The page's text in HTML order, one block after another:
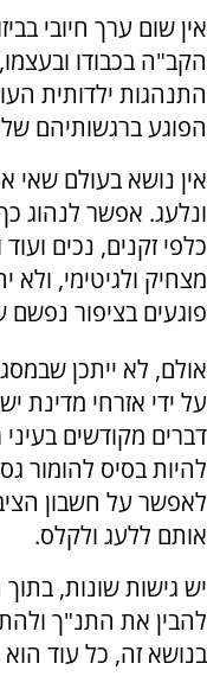
אין שום ערך חיובי
הקב"ה בכבודו
התנהגות ילדותית
הפוגע ברגשותיהם
אין נושא בעולם שאי
ונלעג. אפשר לנהוג
כלפי זקנים, נכים
מצחיק ולגיטימי,
פוגעים בציפור
אולם, לא ייתכן
על ידי אזרחי מדינת
דברים מקודשים
להיות בסיס להומור
לאפשר על חשבון
אותם ללעג ולקלס.
יש גישות שונות,
להבין את התנ"ך
בנושא זה, כל עוד